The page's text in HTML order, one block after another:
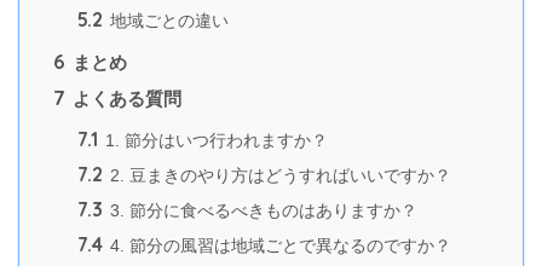
5.2 地域ごとの違い
6 まとめ
7 よくある質問
7.1 1. 節分はいつ行われますか？
7.2 2. 豆まきのやり方はどうすればいいですか？
7.3 3. 節分に食べるべきものはありますか？
7.4 4. 節分の風習は地域ごとで異なるのですか？